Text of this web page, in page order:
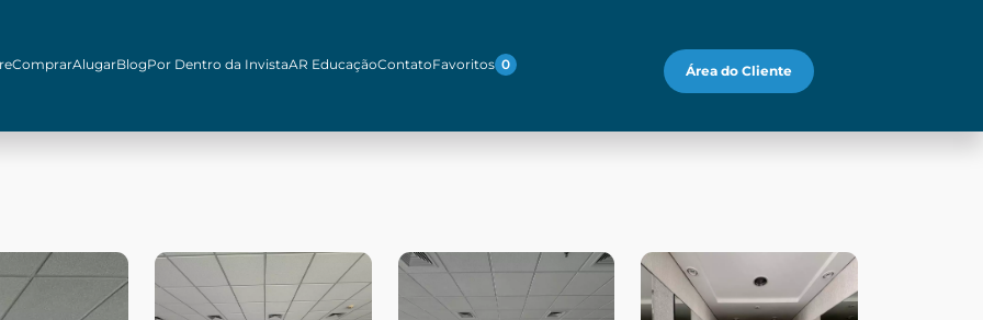
ComprarAlugarBlogPor Dentro da InvistaAR EducaçãoContatoFavoritos 0 Área do Cliente